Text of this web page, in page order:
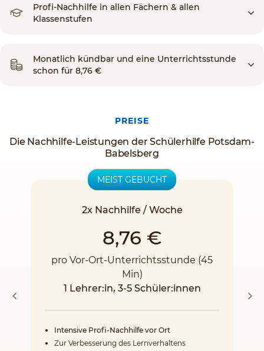
Profi-Nachhilfe in allen Fächern & allen
Klassenstufen
Monatlich kündbar und eine Unterrichtsstunde
schon für 8,76 €
PREISE
Die Nachhilfe-Leistungen der Schülerhilfe Potsdam-
Babelsberg
MEIST GEBUCHT
2x Nachhilfe / Woche
8,76 €
pro Vor-Ort-Unterrichtsstunde (45
Min)
1 Lehrer:in, 3-5 Schüler:innen
Intensive Profi-Nachhilfe vor Ort
Zur Verbesserung des Lernverhaltens